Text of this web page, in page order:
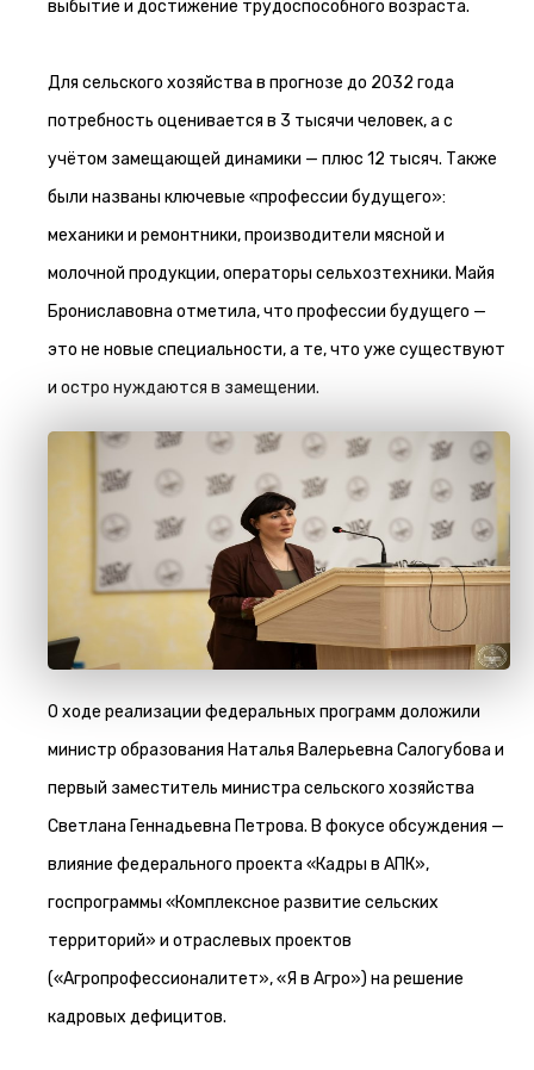
выбытие и достижение трудоспособного возраста.
Для сельского хозяйства в прогнозе до 2032 года
потребность оценивается в 3 тысячи человек, а с
учётом замещающей динамики — плюс 12 тысяч. Также
были названы ключевые «профессии будущего»:
механики и ремонтники, производители мясной и
молочной продукции, операторы сельхозтехники. Майя
Брониславовна отметила, что профессии будущего —
это не новые специальности, а те, что уже существуют
и остро нуждаются в замещении.
О ходе реализации федеральных программ доложили
министр образования Наталья Валерьевна Салогубова и
первый заместитель министра сельского хозяйства
Светлана Геннадьевна Петрова. В фокусе обсуждения —
влияние федерального проекта «Кадры в АПК»,
госпрограммы «Комплексное развитие сельских
территорий» и отраслевых проектов
(«Агропрофессионалитет», «Я в Агро») на решение
кадровых дефицитов.